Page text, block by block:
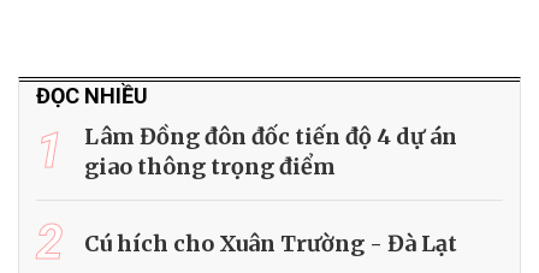
ĐỌC NHIỀU
1
Lâm Đồng đôn đốc tiến độ 4 dự án
giao thông trọng điểm
2 Cú hích cho Xuân Trường - Đà Lạt